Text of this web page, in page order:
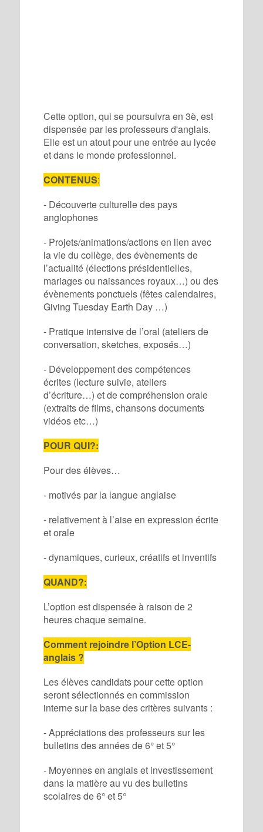
Cette option, qui se poursuivra en 3è, est
dispensée par les professeurs d'anglais.
Elle est un atout pour une entrée au lycée
et dans le monde professionnel.
CONTENUS:
- Découverte culturelle des pays
anglophones
- Projets/animations/actions en lien avec
la vie du collège, des évènements de
l’actualité (élections présidentielles,
mariages ou naissances royaux…) ou des
évènements ponctuels (fêtes calendaires,
Giving Tuesday Earth Day …)
- Pratique intensive de l’oral (ateliers de
conversation, sketches, exposés…)
- Développement des compétences
écrites (lecture suivie, ateliers
d’écriture…) et de compréhension orale
(extraits de films, chansons documents
vidéos etc…)
POUR QUI?:
Pour des élèves…
- motivés par la langue anglaise
- relativement à l’aise en expression écrite
et orale
- dynamiques, curieux, créatifs et inventifs
QUAND?:
L’option est dispensée à raison de 2
heures chaque semaine.
Comment rejoindre l’Option LCE-
anglais ?
Les élèves candidats pour cette option
seront sélectionnés en commission
interne sur la base des critères suivants :
- Appréciations des professeurs sur les
bulletins des années de 6° et 5°
- Moyennes en anglais et investissement
dans la matière au vu des bulletins
scolaires de 6° et 5°